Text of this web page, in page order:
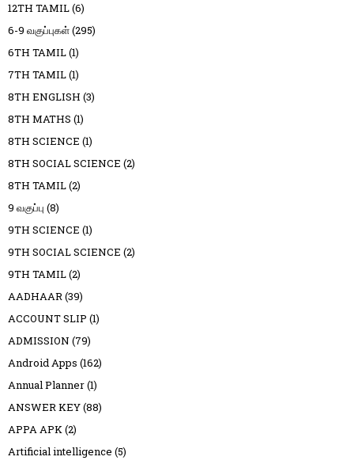
12TH TAMIL(6)
6-9 வகுப்புகள்(295)
6TH TAMIL(1)
7TH TAMIL(1)
8TH ENGLISH (3)
8TH MATHS (1)
8TH SCIENCE (1)
8TH SOCIAL SCIENCE (2)
8TH TAMIL(2)
9 வகுப்பு (8)
9TH SCIENCE (1)
9TH SOCIAL SCIENCE (2)
9TH TAMIL(2)
AADHAAR(39)
ACCOUNT SLIP (1)
ADMISSION (79)
Android Apps (162)
Annual Planner(1)
ANSWER KEY(88)
APPA APK(2)
Artificial intelligence (5)